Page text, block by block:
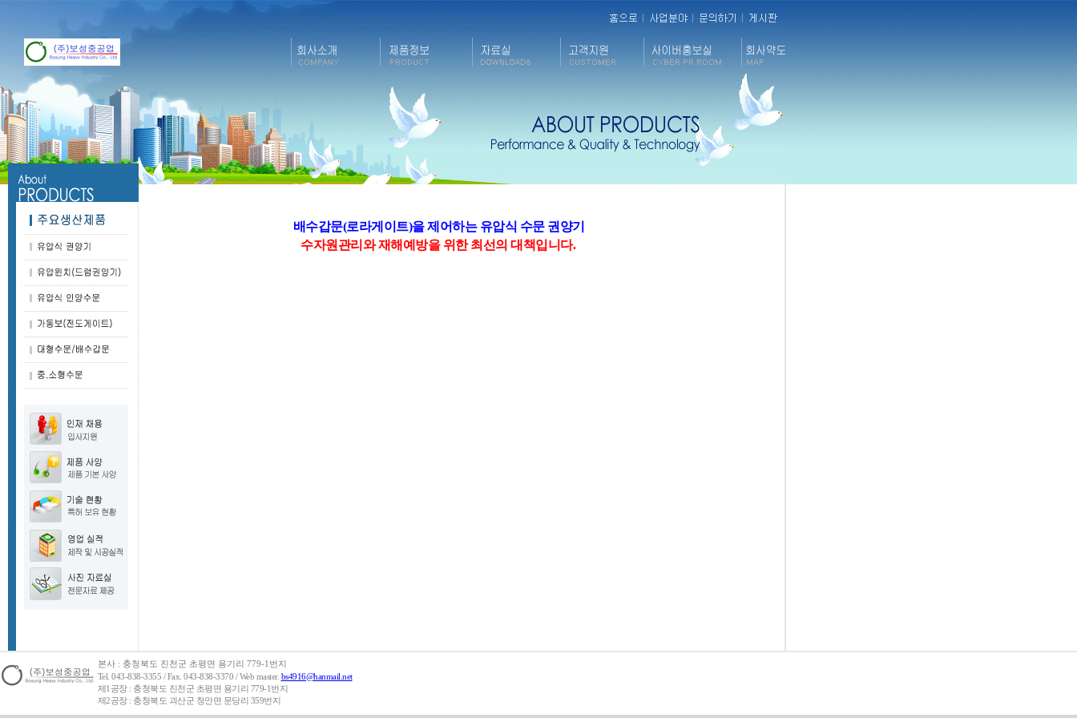
배수갑문(로라게이트)을 제어하는 유압식 수문 권양기
수자원관리와 재해예방을 위한 최선의 대책입니다.
본사 : 충청북도 진천군 초평면 용기리 779-1번지
Tel. 043-838-3355 / Fax. 043-838-3370 / Web master. bs4916@hanmail.net
제1공장 : 충청북도 진천군 초평면 용기리 779-1번지
제2공장 : 충청북도 괴산군 청안면 문당리 359번지